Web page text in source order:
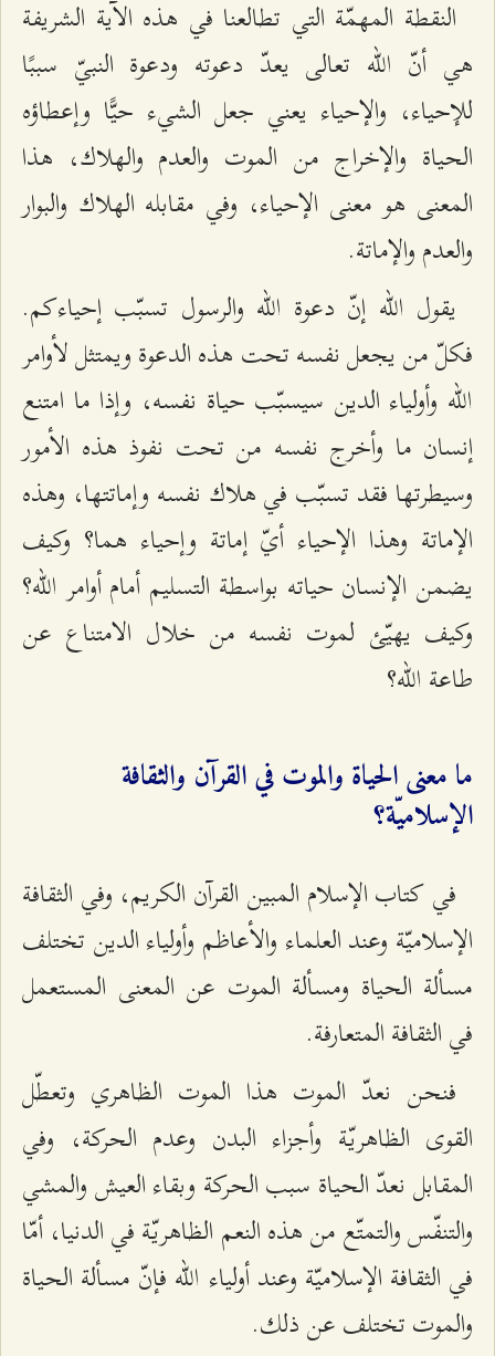
النقطة المهمّة التي تطالعنا في هذه الآية الشريفة
هي أنّ الله تعالى يعدّ دعوته ودعوة النبيّ سببًا
للإحياء، والإحياء يعني جعل الشيء حيًّا وإعطاؤه
الحياة والإخراج من الموت والعدم والهلاك، هذا
المعنى هو معنى الإحياء، وفي مقابله الهلاك والبوار
والعدم والإماتة.
يقول الله إنّ دعوة الله والرسول تسبّب إحياءكم.
فكلّ من يجعل نفسه تحت هذه الدعوة ويمتثل لأوامر
الله وأولياء الدين سيسبّب حياة نفسه، وإذا ما امتنع
إنسان ما وأخرج نفسه من تحت نفوذ هذه الأمور
وسيطرتها فقد تسبّب في هلاك نفسه وإماتتها، وهذه
الإماتة وهذا الإحياء أيّ إماتة وإحياء هما؟ وكيف
يضمن الإنسان حياته بواسطة التسليم أمام أوامر الله؟
وكيف يهيّئ لموت نفسه من خلال الامتناع عن
طاعة الله؟
ما معنى الحياة والموت في القرآن والثقافة
الإسلاميّة؟
في كتاب الإسلام المبين القرآن الكريم، وفي الثقافة
الإسلاميّة وعند العلماء والأعاظم وأولياء الدين تختلف
مسألة الحياة ومسألة الموت عن المعنى المستعمل
في الثقافة المتعارفة.
فنحن نعدّ الموت هذا الموت الظاهري وتعطّل
القوى الظاهريّة وأجزاء البدن وعدم الحركة، وفي
المقابل نعدّ الحياة سبب الحركة وبقاء العيش والمشي
والتنفّس والتمتّع من هذه النعم الظاهريّة في الدنيا، أمّا
في الثقافة الإسلاميّة وعند أولياء الله فإنّ مسألة الحياة
والموت تختلف عن ذلك.